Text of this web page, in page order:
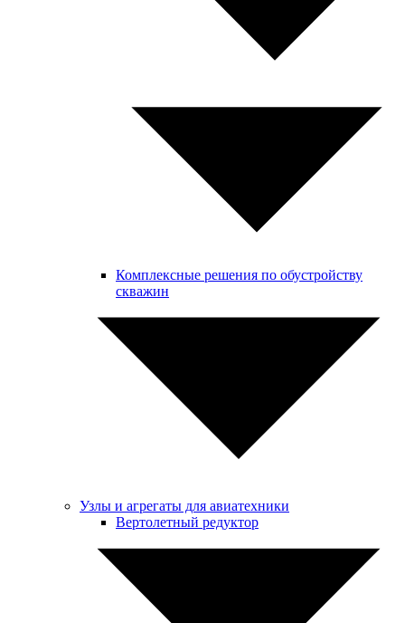
Комплексные решения по обустройству
скважин
Узлы и агрегаты для авиатехники
Вертолетный редуктор